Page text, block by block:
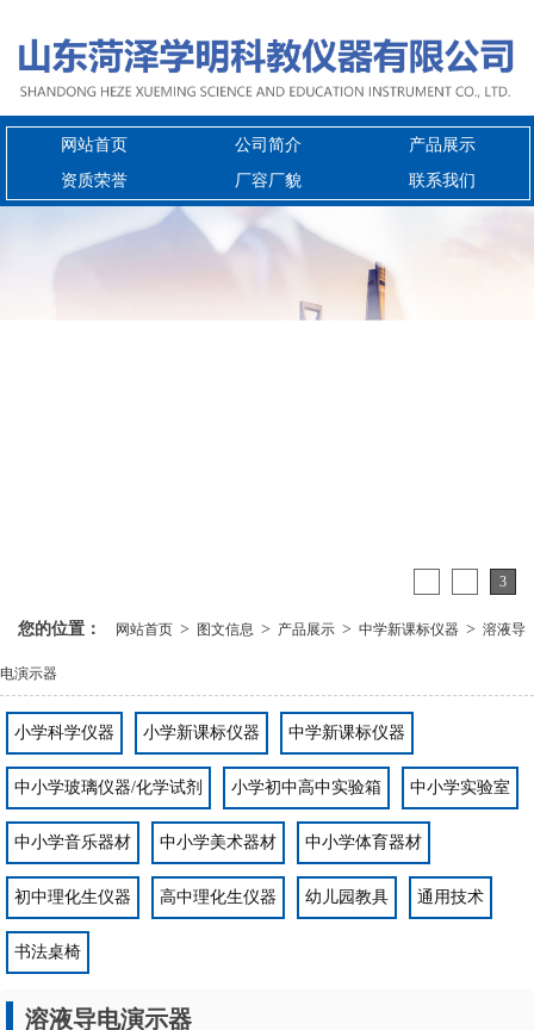
网站首页 公司简介
产品展示
资质荣誉
厂容厂貌 联系我们
3
您的位置： 网站首页 > 图文信息 > 产品展示 > 中学新课标仪器 > 溶液导
电演示器
小学科学仪器 小学新课标仪器 中学新课标仪器
中小学玻璃仪器/化学试剂 小学初中高中实验箱 中小学实验室
中小学音乐器材 中小学美术器材 中小学体育器材
初中理化生仪器 高中理化生仪器 幼儿园教具 通用技术
书法桌椅
溶液导电演示器